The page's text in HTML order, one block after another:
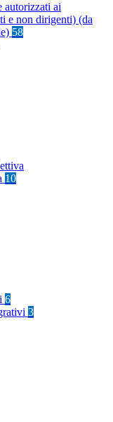
autorizzati ai
e non dirigenti) (da
58
10
6
3